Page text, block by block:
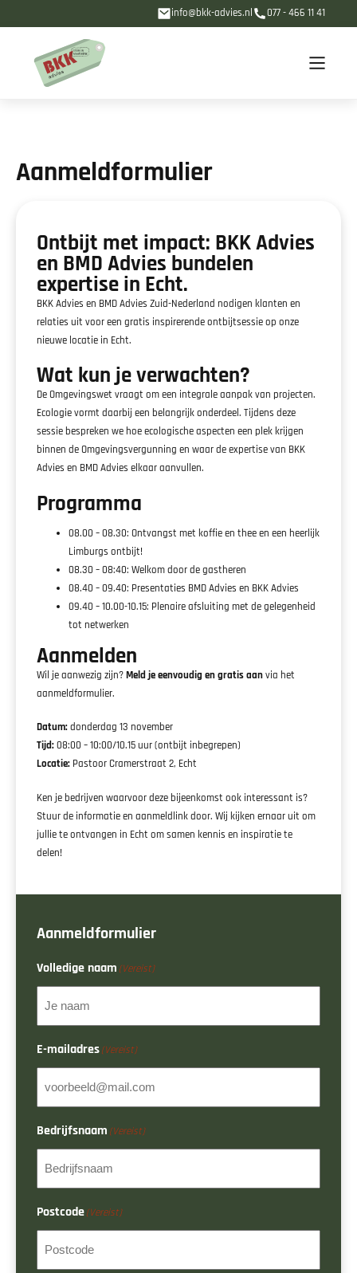
info@bkk-advies.nl 077 - 466 11 41
Aanmeldformulier
Ontbijt met impact: BKK Advies
en BMD Advies bundelen
expertise in Echt.
BKK Advies en BMD Advies Zuid-Nederland nodigen klanten en
relaties uit voor een gratis inspirerende ontbijtsessie op onze
nieuwe locatie in Echt.
Wat kun je verwachten?
De Omgevingswet vraagt om een integrale aanpak van projecten.
Ecologie vormt daarbij een belangrijk onderdeel. Tijdens deze
sessie bespreken we hoe ecologische aspecten een plek krijgen
binnen de Omgevingsvergunning en waar de expertise van BKK
Advies en BMD Advies elkaar aanvullen.
Programma
08.00 – 08.30: Ontvangst met koffie en thee en een heerlijk
Limburgs ontbijt!
08.30 – 08:40: Welkom door de gastheren
08.40 – 09.40: Presentaties BMD Advies en BKK Advies
09.40 – 10.00-10.15: Plenaire afsluiting met de gelegenheid
tot netwerken
Aanmelden
Wil je aanwezig zijn?Meld je eenvoudig en gratis aanvia het
aanmeldformulier.
Datum:donderdag 13 november
Tijd:08:00 – 10:00/10.15 uur (ontbijt inbegrepen)
Locatie: Pastoor Cramerstraat 2, Echt
Ken je bedrijven waarvoor deze bijeenkomst ook interessant is?
Stuur de informatie en aanmeldlink door. Wij kijken ernaar uit om
jullie te ontvangen in Echt om samen kennis en inspiratie te
delen!
Aanmeldformulier
Volledige naam (Vereist)
E-mailadres(Vereist)
Bedrijfsnaam (Vereist)
Postcode(Vereist)